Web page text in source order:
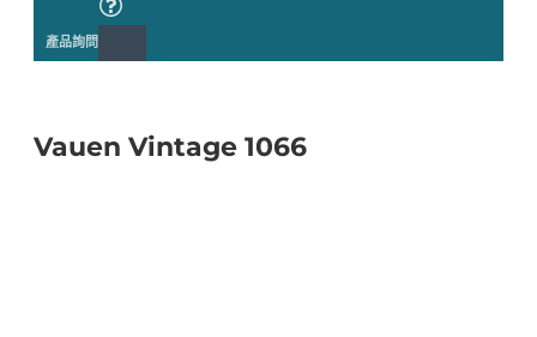
產品詢問
Vauen Vintage 1066